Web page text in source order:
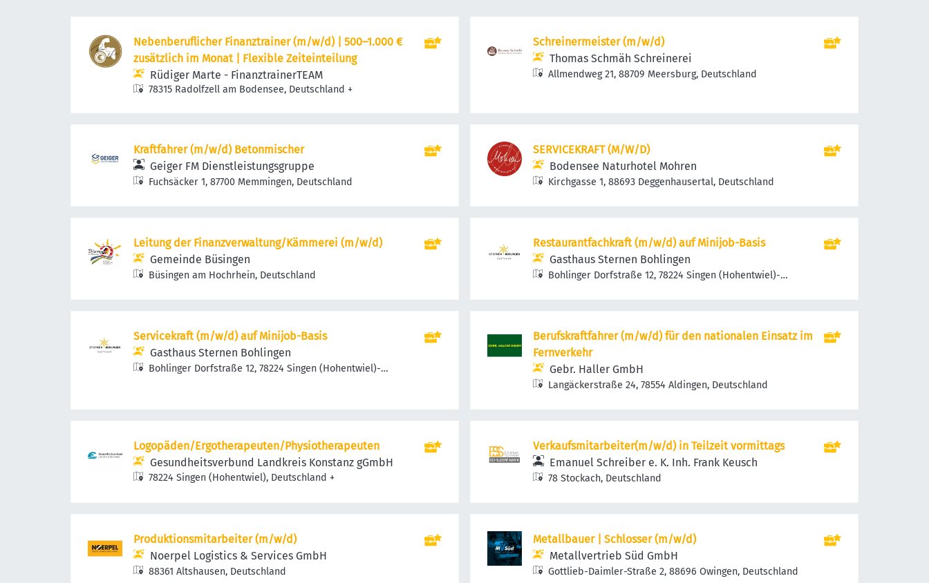
Nebenberuflicher Finanztrainer (m/w/d) | 500–1.000 €
zusätzlich im Monat | Flexible Zeiteinteilung
Rüdiger Marte - FinanztrainerTEAM
78315 Radolfzell am Bodensee, Deutschland +
Schreinermeister (m/w/d)
Thomas Schmäh Schreinerei
Allmendweg 21, 88709 Meersburg, Deutschland
Kraftfahrer (m/w/d) Betonmischer
Geiger FM Dienstleistungsgruppe
Fuchsäcker 1, 87700 Memmingen, Deutschland
SERVICEKRAFT (M/W/D)
Bodensee Naturhotel Mohren
Kirchgasse 1, 88693 Deggenhausertal, Deutschland
Leitung der Finanzverwaltung/Kämmerei (m/w/d)
Gemeinde Büsingen
Büsingen am Hochrhein, Deutschland
Restaurantfachkraft (m/w/d) auf Minijob-Basis
Gasthaus Sternen Bohlingen
Bohlinger Dorfstraße 12, 78224 Singen (Hohentwiel)-
Servicekraft (m/w/d) auf Minijob-Basis
Gasthaus Sternen Bohlingen
Bohlinger Dorfstraße 12, 78224 Singen (Hohentwiel)-
Berufskraftfahrer (m/w/d) für den nationalen Einsatz im
Fernverkehr
Gebr. Haller GmbH
Langäckerstraße 24, 78554 Aldingen, Deutschland
Logopäden/Ergotherapeuten/Physiotherapeuten
Gesundheitsverbund Landkreis Konstanz gGmbH
78224 Singen (Hohentwiel), Deutschland +
Verkaufsmitarbeiter(m/w/d) in Teilzeit vormittags
Emanuel Schreiber e. K. Inh. Frank Keusch
78 Stockach, Deutschland
Produktionsmitarbeiter (m/w/d)
Noerpel Logistics & Services GmbH
88361 Altshausen, Deutschland
Metallbauer | Schlosser (m/w/d)
Metallvertrieb Süd GmbH
Gottlieb-Daimler-Straße 2, 88696 Owingen, Deutschland